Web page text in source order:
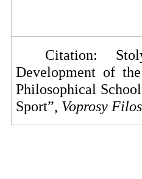
Citation:
Development of
Philosophical
Sport”, Voprosy